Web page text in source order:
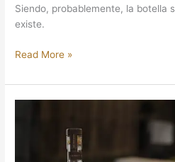
Siendo, probablemente, la botella
existe.
Read More »